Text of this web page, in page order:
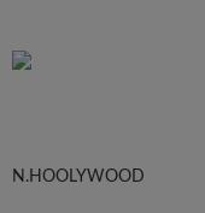
N.HOOLYWOOD